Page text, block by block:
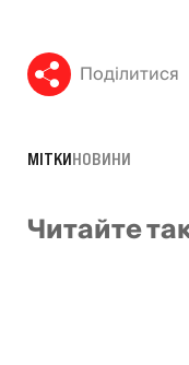
Поділитися
МІТКИНОВИНИ
Читайте